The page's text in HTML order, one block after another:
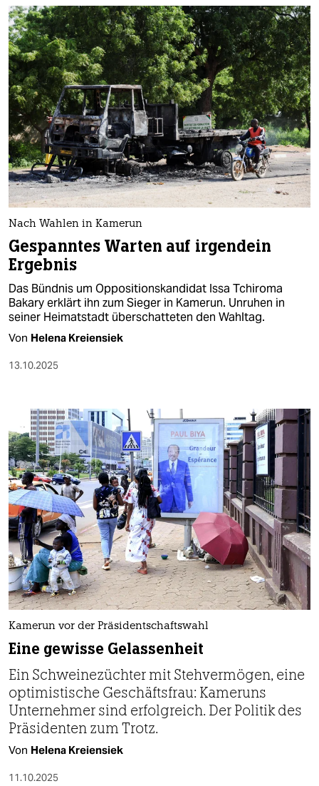
Nach Wahlen in Kamerun
Gespanntes Warten auf irgendein
Ergebnis
Das Bündnis um Oppositionskandidat Issa Tchiroma
Bakary erklärt ihn zum Sieger in Kamerun. Unruhen in
seiner Heimatstadt überschatteten den Wahltag.
Von Helena Kreiensiek
13.10.2025
Kamerun vor der Präsidentschaftswahl
Eine gewisse Gelassenheit
Ein Schweinezüchter mit Stehvermögen, eine
optimistische Geschäftsfrau: Kameruns
Unternehmer sind erfolgreich. Der Politik des
Präsidenten zum Trotz.
Von Helena Kreiensiek
11.10.2025